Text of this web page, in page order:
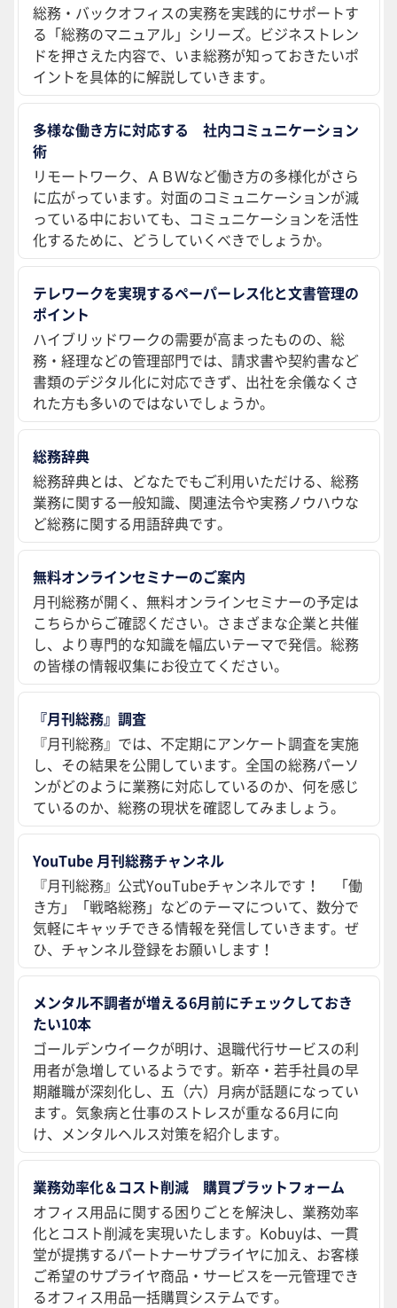
総務・バックオフィスの実務を実践的にサポートす
る「総務のマニュアル」シリーズ。ビジネストレン
ドを押さえた内容で、いま総務が知っておきたいポ
イントを具体的に解説していきます。
多様な働き方に対応する 社内コミュニケーション
術
リモートワーク、ＡＢＷなど働き方の多様化がさら
に広がっています。対面のコミュニケーションが減
っている中においても、コミュニケーションを活性
化するために、どうしていくべきでしょうか。
テレワークを実現するペーパーレス化と文書管理の
ポイント
ハイブリッドワークの需要が高まったものの、総
務・経理などの管理部門では、請求書や契約書など
書類のデジタル化に対応できず、出社を余儀なくさ
れた方も多いのではないでしょうか。
総務辞典
総務辞典とは、どなたでもご利用いただける、総務
業務に関する一般知識、関連法令や実務ノウハウな
ど総務に関する用語辞典です。
無料オンラインセミナーのご案内
月刊総務が開く、無料オンラインセミナーの予定は
こちらからご確認ください。さまざまな企業と共催
し、より専門的な知識を幅広いテーマで発信。総務
の皆様の情報収集にお役立てください。
『月刊総務』調査
『月刊総務』では、不定期にアンケート調査を実施
し、その結果を公開しています。全国の総務パーソ
ンがどのように業務に対応しているのか、何を感じ
ているのか、総務の現状を確認してみましょう。
YouTube 月刊総務チャンネル
『月刊総務』公式YouTubeチャンネルです！ 「働
き方」「戦略総務」などのテーマについて、数分で
気軽にキャッチできる情報を発信していきます。ぜ
ひ、チャンネル登録をお願いします！
メンタル不調者が増える6月前にチェックしておき
たい10本
ゴールデンウイークが明け、退職代行サービスの利
用者が急増しているようです。新卒・若手社員の早
期離職が深刻化し、五（六）月病が話題になってい
ます。気象病と仕事のストレスが重なる6月に向
け、メンタルヘルス対策を紹介します。
業務効率化＆コスト削減 購買プラットフォーム
オフィス用品に関する困りごとを解決し、業務効率
化とコスト削減を実現いたします。Kobuyは、一貫
堂が提携するパートナーサプライヤに加え、お客様
ご希望のサプライヤ商品・サービスを一元管理でき
るオフィス用品一括購買システムです。